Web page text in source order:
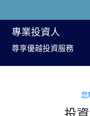
專業投資人
尊享優越投資服務
您